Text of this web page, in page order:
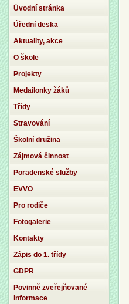
Úvodní stránka
Úřední deska
Aktuality, akce
O škole
Projekty
Medailonky žáků
Třídy
Stravování
Školní družina
Zájmová činnost
Poradenské služby
EVVO
Pro rodiče
Fotogalerie
Kontakty
Zápis do 1. třídy
GDPR
Povinně zveřejňované
informace